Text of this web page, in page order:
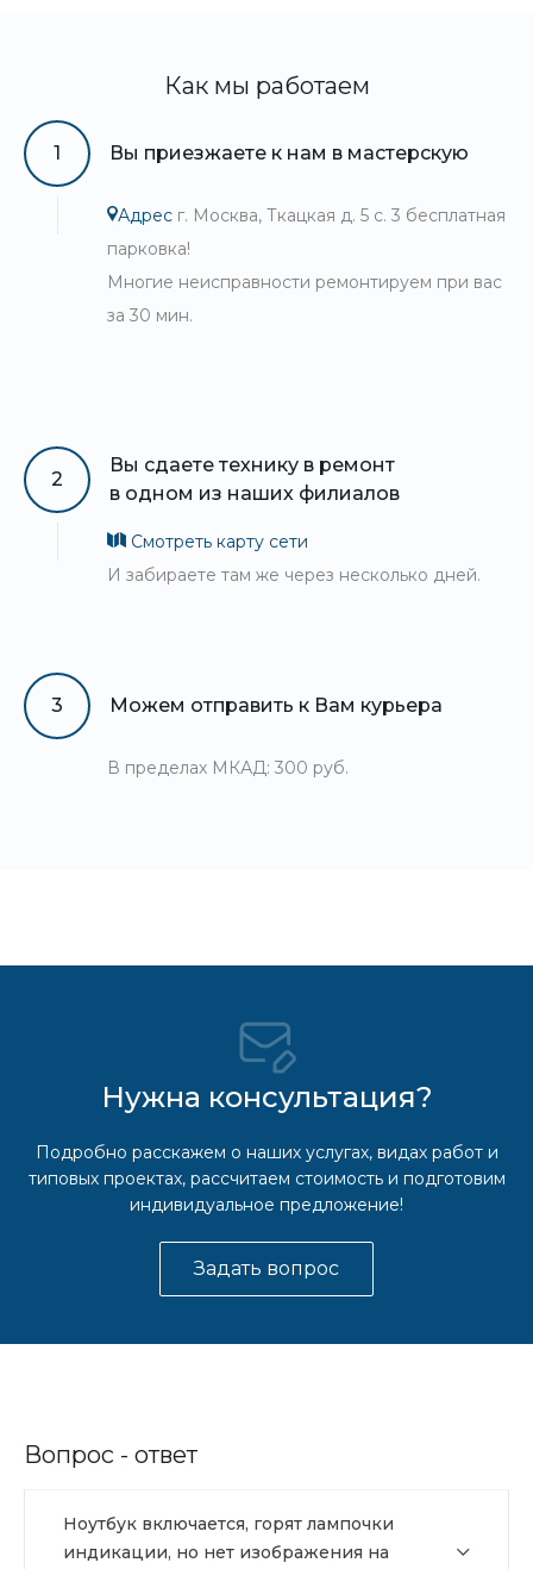
Как мы работаем
1 Вы приезжаете к нам в мастерскую
Адрес г. Москва, Ткацкая д. 5 с. 3 бесплатная
парковка!
Многие неисправности ремонтируем при вас
за 30 мин.
2
Вы сдаете технику в ремонт
в одном из наших филиалов
Смотреть карту сети
И забираете там же через несколько дней.
3 Можем отправить к Вам курьера
В пределах МКАД: 300 руб.
Нужна консультация?
Подробно расскажем о наших услугах, видах работ и
типовых проектах, рассчитаем стоимость и подготовим
индивидуальное предложение!
Задать вопрос
Вопрос - ответ
Ноутбук включается, горят лампочки
индикации, но нет изображения на